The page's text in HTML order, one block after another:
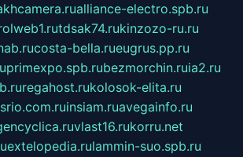
alliance-electro.spb.ru
tdsak74.rukinzozo-ru.ru
costa-bella.rueugrus.pp.ru
primexpo.spb.rubezmorchin.ruia2.ru
regahost.rukolosok-elita.ru
insiam.ruavegainfo.ru
vlast16.rukorru.net
extelopedia.rulammin-suo.spb.ru